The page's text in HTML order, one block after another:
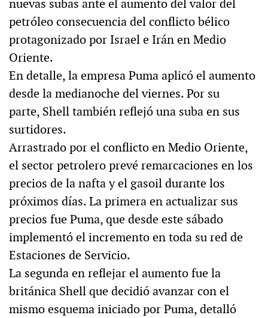
nuevas subas ante el aumento del valor del
petróleo consecuencia del conflicto bélico
protagonizado por Israel e Irán en Medio
Oriente.
En detalle, la empresa Puma aplicó el aumento
desde la medianoche del viernes. Por su
parte, Shell también reflejó una suba en sus
surtidores.
Arrastrado por el conflicto en Medio Oriente,
el sector petrolero prevé remarcaciones en los
precios de la nafta y el gasoil durante los
próximos días. La primera en actualizar sus
precios fue Puma, que desde este sábado
implementó el incremento en toda su red de
Estaciones de Servicio.
La segunda en reflejar el aumento fue la
británica Shell que decidió avanzar con el
mismo esquema iniciado por Puma, detalló